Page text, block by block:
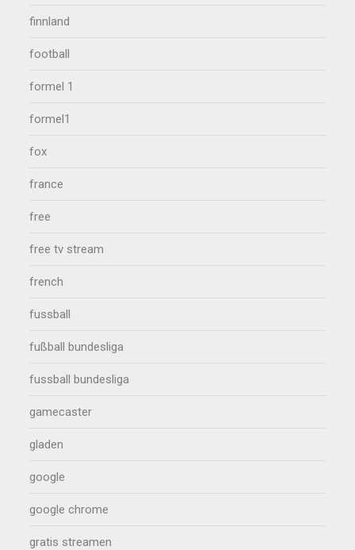
finnland
football
formel 1
formel1
fox
france
free
free tv stream
french
fussball
fußball bundesliga
fussball bundesliga
gamecaster
gladen
google
google chrome
gratis streamen